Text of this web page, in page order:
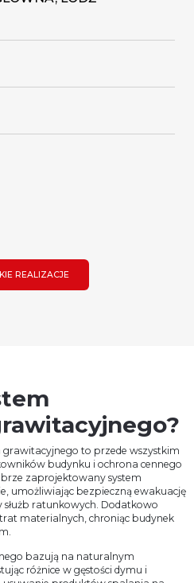
REALIZACJE
to przede wszystkim
budynku i ochrona cennego
zaprojektowany system
umożliwiając bezpieczną ewakuację
ratunkowych. Dodatkowo
materialnych, chroniąc budynek
bazują na naturalnym
różnice w gęstości dymu i